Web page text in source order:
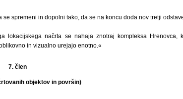
spremeni in dopolni tako, da se na koncu doda nov tretji
lokacijskega načrta se nahaja znotraj kompleksa Hrenovca,
in vizualno urejajo enotno.«
7. člen
objektov in površin)